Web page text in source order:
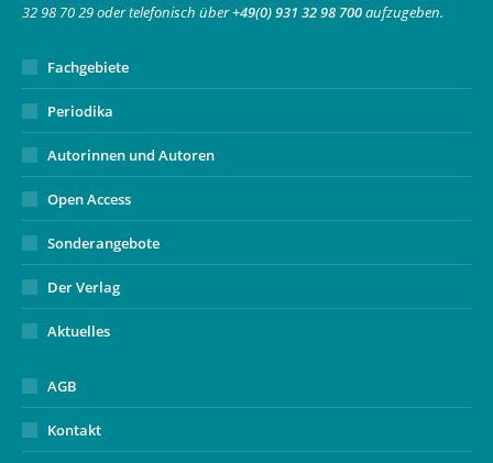
window
32 98 70 29 oder telefonisch über+49(0) 931 32 98 700aufzugeben.
Fachgebiete
Periodika
Autorinnen und Autoren
Open Access
Sonderangebote
Der Verlag
Aktuelles
AGB
Kontakt